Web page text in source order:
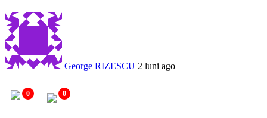
George RIZESCU 2 luni ago
0 0